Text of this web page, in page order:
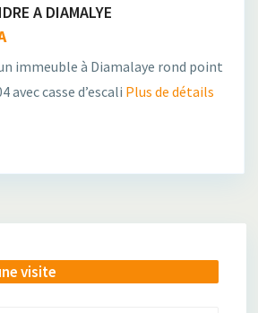
A DIAMALYE
immeuble à Diamalaye rond point
avec casse d’escali Plus de détails
visite